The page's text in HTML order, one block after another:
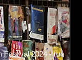
Festival 2024 - rue